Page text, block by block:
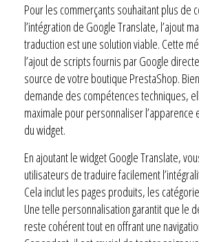
Pour les commerçants souhaitant plus de
l’intégration de Google Translate, l’ajout
traduction est une solution viable. Cette
l’ajout de scripts fournis par Google
source de votre boutique PrestaShop.
demande des compétences techniques,
maximale pour personnaliser
du widget.
En ajoutant le widget Google Translate,
utilisateurs de traduire facilement
Cela inclut les pages produits, les
Une telle personnalisation garantit que le
reste cohérent tout en offrant une